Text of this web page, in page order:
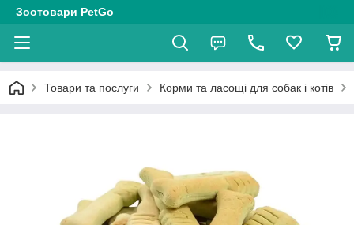
Зоотовари PetGo
Товари та послуги Корми та ласощі для собак і котів